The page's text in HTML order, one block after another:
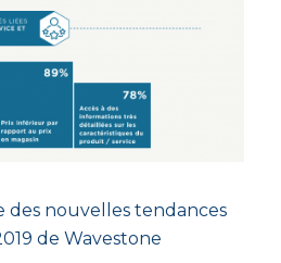
des nouvelles tendances
de Wavestone